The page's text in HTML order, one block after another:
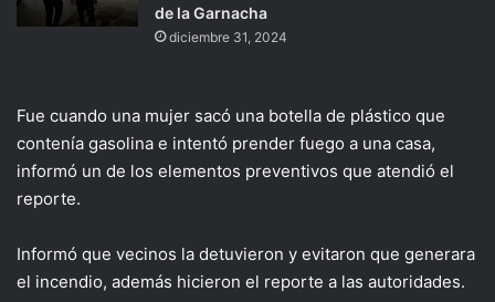
de la Garnacha
diciembre 31, 2024
Fue cuando una mujer sacó una botella de plástico que
contenía gasolina e intentó prender fuego a una casa,
informó un de los elementos preventivos que atendió el
reporte.
Informó que vecinos la detuvieron y evitaron que generara
el incendio, además hicieron el reporte a las autoridades.